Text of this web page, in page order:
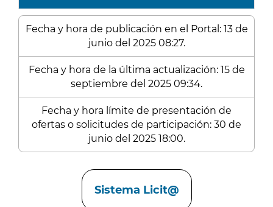
Fecha y hora de publicación en el Portal: 13 de
junio del 2025 08:27.
Fecha y hora de la última actualización: 15 de
septiembre del 2025 09:34.
Fecha y hora límite de presentación de
ofertas o solicitudes de participación: 30 de
junio del 2025 18:00.
Sistema Licit@